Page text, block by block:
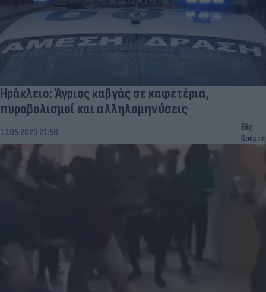
Ηράκλειο: Άγριος καβγάς σε καφετέρια,
πυροβολισμοί και αλληλομηνύσεις
17.05.2023 21:56
Εύη
Κούρτη